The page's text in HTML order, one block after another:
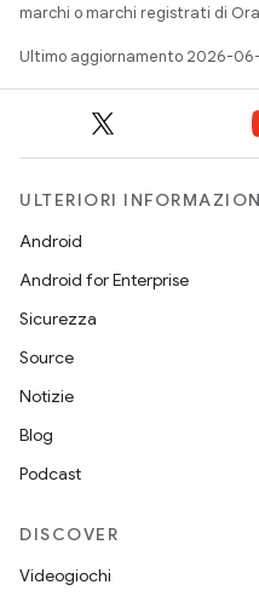
marchi o marchi registrati di
Ultimo aggiornamento 2026-
ULTERIORI
Android
Android for Enterprise
Sicurezza
Source
Notizie
Blog
Podcast
DISCOVER
Videogiochi